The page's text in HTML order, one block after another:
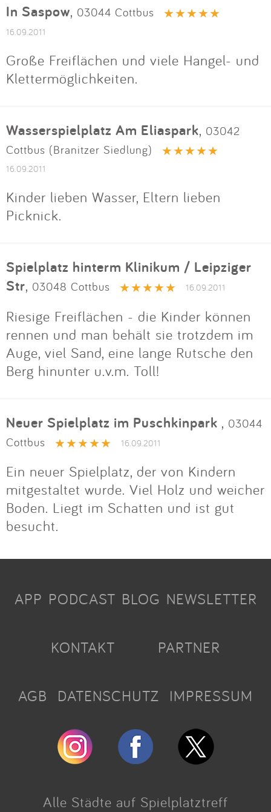
In Saspow, 03044 Cottbus
16.09.2011
Große Freiflächen und viele Hangel- und
Klettermöglichkeiten.
Wasserspielplatz Am Eliaspark, 03042
Cottbus (Branitzer Siedlung)
16.09.2011
Kinder lieben Wasser, Eltern lieben
Picknick.
Spielplatz hinterm Klinikum / Leipziger
Str, 03048 Cottbus 16.09.2011
Riesige Freiflächen - die Kinder können
rennen und man behält sie trotzdem im
Auge, viel Sand, eine lange Rutsche den
Berg hinunter u.v.m. Toll!
Neuer Spielplatz im Puschkinpark , 03044
Cottbus
16.09.2011
Ein neuer Spielplatz, der von Kindern
mitgestaltet wurde. Viel Holz und weicher
Boden. Liegt im Schatten und ist gut
besucht.
APP PODCAST BLOG NEWSLETTER
KONTAKT PARTNER
AGB DATENSCHUTZ IMPRESSUM
Alle Städte auf Spielplatztreff